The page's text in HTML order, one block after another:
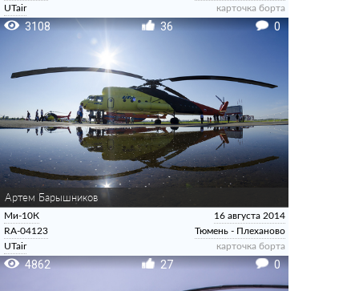
UTair
карточка борта
3108 36 0
Артем Барышников
Ми-10К
RA-04123
UTair
16 августа 2014
Тюмень - Плеханово
карточка борта
4862 27 0